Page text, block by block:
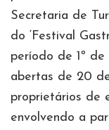
Secretaria de
do ‘Festival
período de 1º de
abertas de 20
proprietários de
envolvendo a